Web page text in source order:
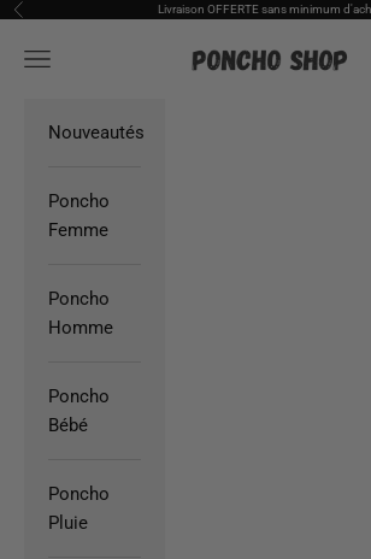
Passer au contenu
Précédent Livraison OFFERTE sans minimum
Poncho Shop
Ouvrir la navigation
Nouveautés
Poncho
Femme
Poncho
Homme
Poncho
Bébé
Poncho
Pluie